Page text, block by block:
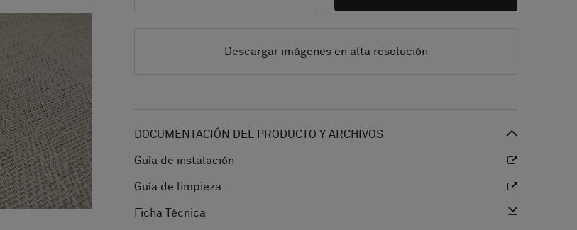
Descargar imágenes en alta resolución
DOCUMENTACIÓN DEL PRODUCTO Y ARCHIVOS
Guía de instalación
Guía de limpieza
Ficha Técnica